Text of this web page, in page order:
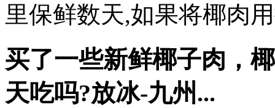
里保鲜数天,如果将椰肉
买了一些新鲜椰子肉，
天吃吗?放冰-九州...